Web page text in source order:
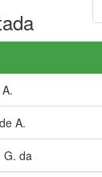
A.
G. da